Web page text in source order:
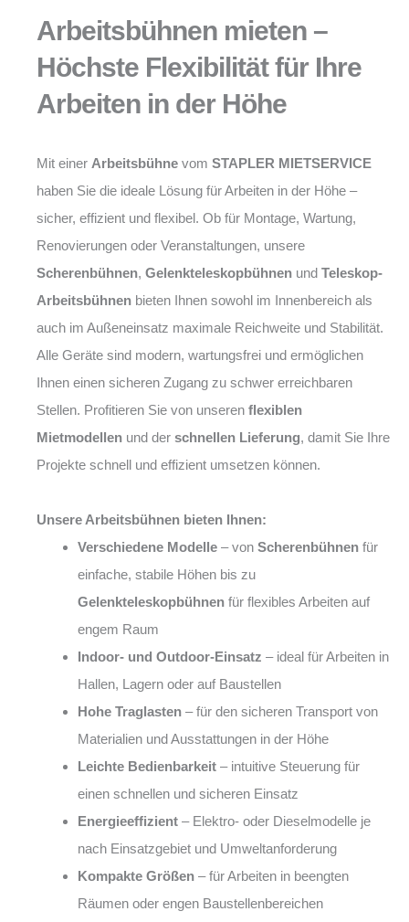
Arbeitsbühnen mieten –
Höchste Flexibilität für Ihre
Arbeiten in der Höhe
Mit einer Arbeitsbühne vom STAPLER MIETSERVICE
haben Sie die ideale Lösung für Arbeiten in der Höhe –
sicher, effizient und flexibel. Ob für Montage, Wartung,
Renovierungen oder Veranstaltungen, unsere
Scherenbühnen, Gelenkteleskopbühnen und Teleskop-
Arbeitsbühnen bieten Ihnen sowohl im Innenbereich als
auch im Außeneinsatz maximale Reichweite und Stabilität.
Alle Geräte sind modern, wartungsfrei und ermöglichen
Ihnen einen sicheren Zugang zu schwer erreichbaren
Stellen. Profitieren Sie von unseren flexiblen
Mietmodellen und der schnellen Lieferung, damit Sie Ihre
Projekte schnell und effizient umsetzen können.
Unsere Arbeitsbühnen bieten Ihnen:
Verschiedene Modelle – von Scherenbühnen für
einfache, stabile Höhen bis zu
Gelenkteleskopbühnen für flexibles Arbeiten auf
engem Raum
Indoor- und Outdoor-Einsatz – ideal für Arbeiten in
Hallen, Lagern oder auf Baustellen
Hohe Traglasten – für den sicheren Transport von
Materialien und Ausstattungen in der Höhe
Leichte Bedienbarkeit – intuitive Steuerung für
einen schnellen und sicheren Einsatz
Energieeffizient – Elektro- oder Dieselmodelle je
nach Einsatzgebiet und Umweltanforderung
Kompakte Größen – für Arbeiten in beengten
Räumen oder engen Baustellenbereichen